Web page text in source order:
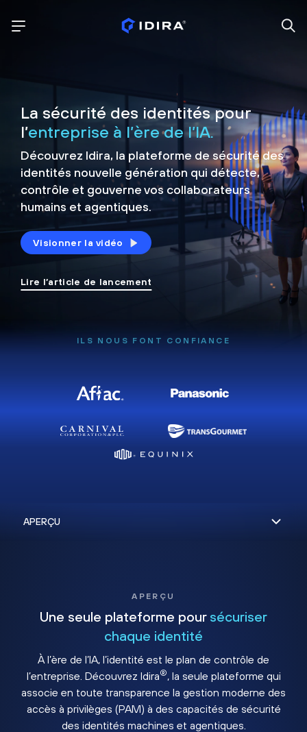
La sécurité des identités pour
l’entreprise à l’ère de l’IA.
Découvrez Idira, la plateforme de sécuritédes
identités nouvelle génération qui détecte,
contrôle et gouverne vos collaborateurs
humains et agentiques.
Visionner la vidéo
Lire l’article de lancement
ILS NOUS FONT CONFIANCE
APERÇU
Une seule plateforme pour sécuriser
chaque identité
À l’ère de l’IA, l’identité est le plan de contrôle de
l’entreprise. Découvrez Idira®, la seule plateforme qui
associe en toute transparence la gestion moderne des
accès à privilèges (PAM) à des capacités de sécurité
des identités machines et agentiques.